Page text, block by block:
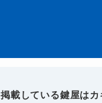
掲載している鍵屋は